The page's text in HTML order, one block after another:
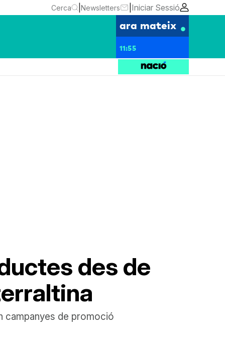
Cerca Newsletters Iniciar Sessió
ara mateix
11:55
des de
campanyes de promoció